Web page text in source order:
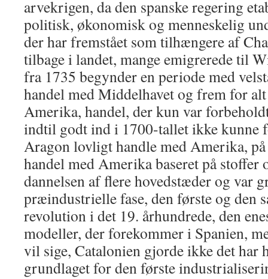
arvekrigen, da den spanske regering
politisk, økonomisk og menneskelig
der har fremstået som tilhængere af
tilbage i landet, mange emigrerede til
fra 1735 begynder en periode med
handel med Middelhavet og frem for
Amerika, handel, der kun var
indtil godt ind i 1700-tallet ikke kunne
Aragon lovligt handle med Amerika,
handel med Amerika baseret på stoffer
dannelsen af ​​flere hovedstæder og var
præindustrielle fase, den første og den
revolution i det 19. århundrede, den
modeller, der forekommer i Spanien,
vil sige, Catalonien gjorde ikke det har
grundlaget for den første